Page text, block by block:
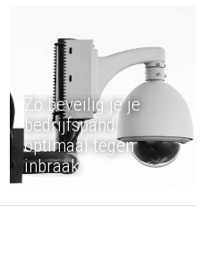
Zo beveilig je je
bedrijfspand
optimaal tegen
inbraak